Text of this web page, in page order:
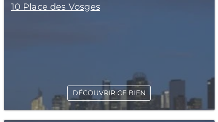
10 Place des Vosges
DÉCOUVRIR CE BIEN